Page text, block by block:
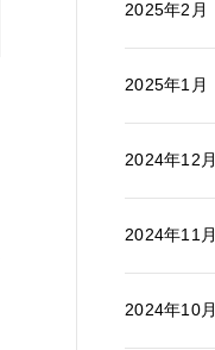
2025年2月
2025年1月
2024年12月
2024年11月
2024年10月